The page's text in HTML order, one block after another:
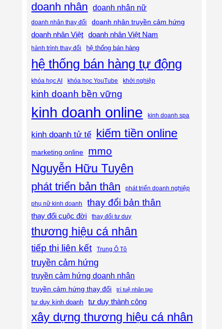
doanh nhân doanh nhân nữ
doanh nhân thay đổi doanh nhân truyền cảm hứng
doanh nhân Việt doanh nhân Việt Nam
hành trình thay đổi hệ thống bán hàng
hệ thống bán hàng tự động
khóa học AI khóa học YouTube khởi nghiệp
kinh doanh bền vững
kinh doanh online kinh doanh spa
kinh doanh tử tế kiếm tiền online
marketing online mmo
Nguyễn Hữu Tuyên
phát triển bản thân phát triển doanh nghiệp
phụ nữ kinh doanh thay đổi bản thân
thay đổi cuộc đời thay đổi tư duy
thương hiệu cá nhân
tiếp thị liên kết Trung Ô Tô
truyền cảm hứng
truyền cảm hứng doanh nhân
truyền cảm hứng thay đổi trí tuệ nhân tạo
tư duy kinh doanh tư duy thành công
xây dựng thương hiệu cá nhân